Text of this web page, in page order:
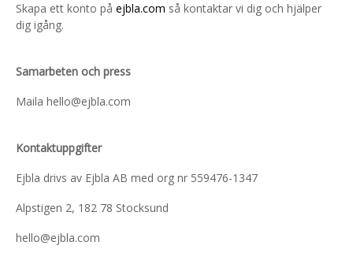
Skapa ett konto på ejbla.com så kontaktar vi dig och hjälper
dig igång.
Samarbeten och press
Maila hello@ejbla.com
Kontaktuppgifter
Ejbla drivs av Ejbla AB med org nr 559476-1347
Alpstigen 2, 182 78 Stocksund
hello@ejbla.com